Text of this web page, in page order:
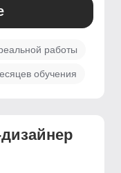
работы
обучения